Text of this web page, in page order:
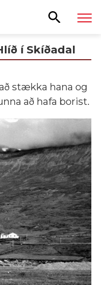
í Skíðadal
stækka hana og
að hafa borist.